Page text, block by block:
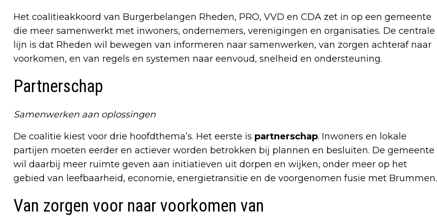
Het coalitieakkoord van Burgerbelangen Rheden, PRO, VVD en CDA zet in op een gemeente
die meer samenwerkt met inwoners, ondernemers, verenigingen en organisaties. De centrale
lijn is dat Rheden wil bewegen van informeren naar samenwerken, van zorgen achteraf naar
voorkomen, en van regels en systemen naar eenvoud, snelheid en ondersteuning.
Partnerschap
Samenwerken aan oplossingen
De coalitie kiest voor drie hoofdthema’s. Het eerste is partnerschap. Inwoners en lokale
partijen moeten eerder en actiever worden betrokken bij plannen en besluiten. De gemeente
wil daarbij meer ruimte geven aan initiatieven uit dorpen en wijken, onder meer op het
gebied van leefbaarheid, economie, energietransitie en de voorgenomen fusie met Brummen.
Van zorgen voor naar voorkomen van